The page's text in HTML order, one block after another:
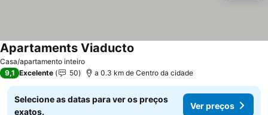
Casa/apartamento inteiro
Apartaments Viaducto
9,1 Excelente 50 a 0.3 km de Centro da cidade
Selecione as datas para ver os preços
exatos.
Ver preços